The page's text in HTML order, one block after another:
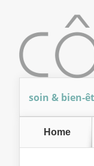
soin & bien-
Home